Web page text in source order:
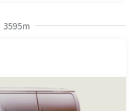
3595m